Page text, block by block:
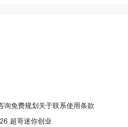
询免费规划关于联系使用条款
超哥迷你创业